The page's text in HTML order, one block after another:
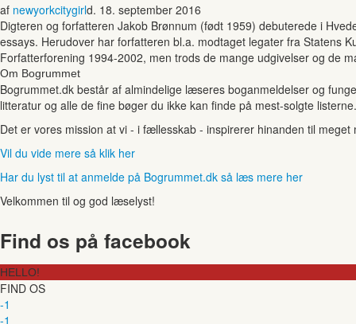
af newyorkcitygirld. 18. september 2016
Digteren og forfatteren Jakob Brønnum (født 1959) debuterede i
essays. Herudover har forfatteren bl.a. modtaget legater fra Statens
Forfatterforening 1994-2002, men trods de mange udgivelser og de
Om Bogrummet
Bogrummet.dk består af almindelige læseres boganmeldelser og
litteratur og alle de fine bøger du ikke kan finde på mest-solgte listerne.
Det er vores mission at vi - i fællesskab - inspirerer hinanden til
Vil du vide mere så klik her
Har du lyst til at anmelde på Bogrummet.dk så læs mere her
Velkommen til og god læselyst!
Find os på facebook
HELLO!
FIND OS
-1
-1